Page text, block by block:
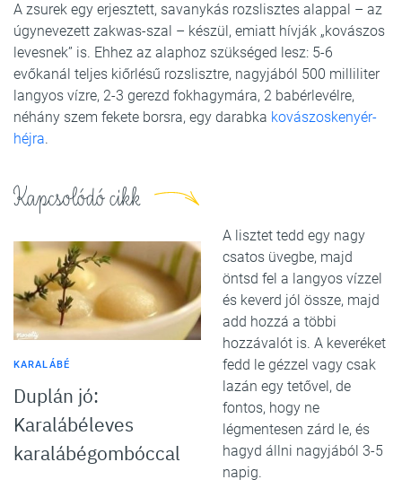
A zsurek egy erjesztett, savanykás rozslisztes alappal – az
úgynevezett zakwas-szal – készül, emiatt hívják „kovászos
levesnek” is. Ehhez az alaphoz szükséged lesz: 5-6
evőkanál teljes kiőrlésű rozslisztre, nagyjából 500 milliliter
langyos vízre, 2-3 gerezd fokhagymára, 2 babérlevélre,
néhány szem fekete borsra, egy darabka kovászoskenyér-
héjra.
Kapcsolódó cikk
KARALÁBÉ
Duplán jó:
Karalábéleves
karalábégombóccal
A lisztet tedd egy nagy
csatos üvegbe, majd
öntsd fel a langyos vízzel
és keverd jól össze, majd
add hozzá a többi
hozzávalót is. A keveréket
fedd le gézzel vagy csak
lazán egy tetővel, de
fontos, hogy ne
légmentesen zárd le, és
hagyd állni nagyjából 3-5
napig.